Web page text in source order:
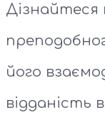
Дізнайтеся
його
відданість